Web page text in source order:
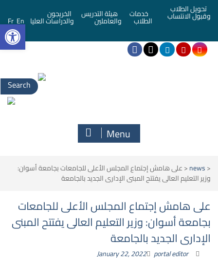
تحويل الطلاب
وقبول الانتساب خدمات
الطلاب
هيئة التدريس
والعاملين
الخريجون
والدراسات العليا En
Fr
Menu
<
news
<على هامش إجتماع المجلس الأعلى للجامعات بجامعة أسوان:
وزير التعليم العالى يفتتح المبنى الإدارى الجديد بالجامعة
على هامش إجتماع المجلس الأعلى للجامعات
بجامعة أسوان: وزير التعليم العالى يفتتح المبنى
الإدارى الجديد بالجامعة
January 22, 2022 portal editor